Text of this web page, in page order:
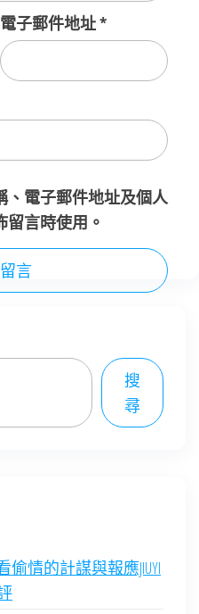
電子郵件地址*
、電子郵件地址及個人
言時使用。
搜
尋
偷情的計謀與報應JIUYI